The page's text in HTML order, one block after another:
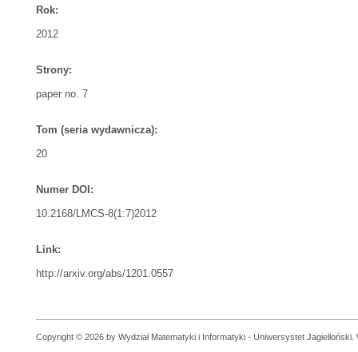
Rok:
2012
Strony:
paper no. 7
Tom (seria wydawnicza):
20
Numer DOI:
10.2168/LMCS-8(1:7)2012
Link:
http://arxiv.org/abs/1201.0557
Copyright © 2026 by Wydział Matematyki i Informatyki - Uniwersystet